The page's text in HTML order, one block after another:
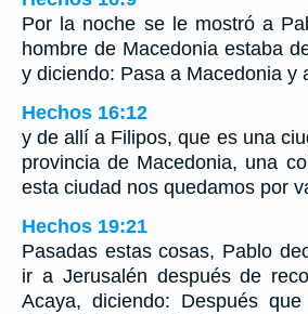
Por la noche se le mostró a
hombre de Macedonia estaba
y diciendo: Pasa a Macedonia y
Hechos 16:12
y de allí a Filipos, que es una
provincia de Macedonia, una
esta ciudad nos quedamos por
Hechos 19:21
Pasadas estas cosas, Pablo
ir a Jerusalén después de
Acaya, diciendo: Después